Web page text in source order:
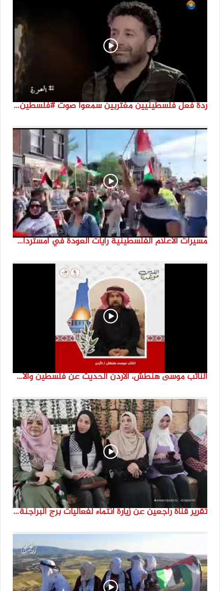
ردة فعل فلسطينيين مغتربين سمعوا صوت #فلسطين لأول مرة #نتماء2022 #القدس_موعدنا #النكبة74
مسيرات الاعلام الفلسطينية رايات العودة في امستردام #النكبة74 #انتماء2022 #القدس_موعدنا
النائب موسى هنطش، الأردن الحديث عن فلسطين والاقصى هو عنصر تحدي من تحديات الأُمة في تاريخها الطويل. #انتماء2022
تقرير قناة راجعين عن زيارة انتماء لفعاليات برج البراجنة اعداد جنى شحرور